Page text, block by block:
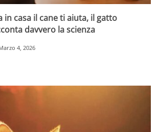
in casa il cane ti aiuta, il gatto
davvero la scienza
4, 2026